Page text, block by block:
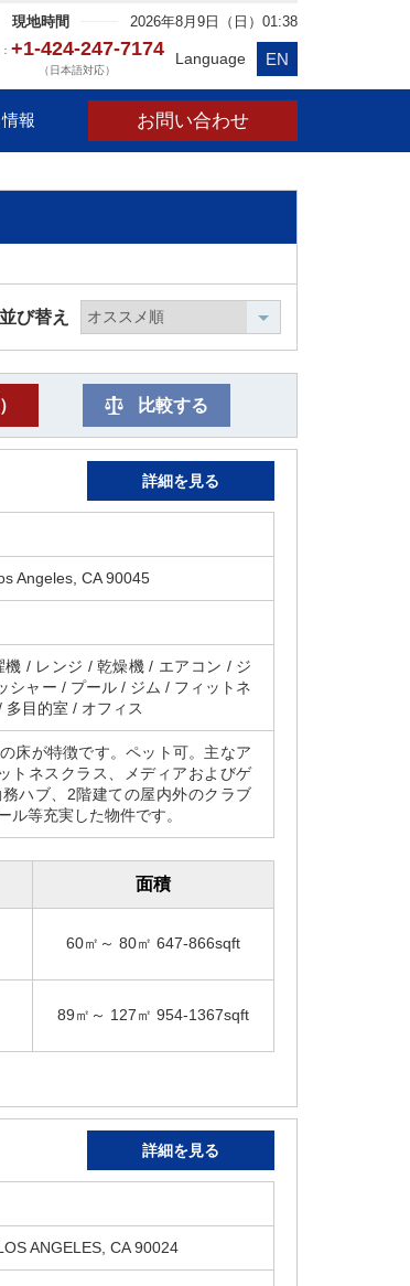
現地時間 2026年8月9日（日）01:38
+1-424-247-7174
（日本語対応）
Language EN
報 お問い合わせ
並び替え
比較する
詳細を見る
Angeles, CA 90045
/ レンジ / 乾燥機 / エアコン / ジ
シャー / プール / ジム / フィットネ
多目的室 / オフィス
床が特徴です。ペット可。主なア
トネスクラス、メディアおよびゲ
ハブ、2階建ての屋内外のクラブ
ル等充実した物件です。
面積
60㎡～ 80㎡ 647-866sqft
89㎡～ 127㎡ 954-1367sqft
詳細を見る
ANGELES, CA 90024